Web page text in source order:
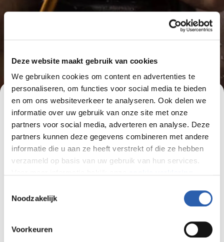
Deze website maakt gebruik van cookies
We gebruiken cookies om content en advertenties te
personaliseren, om functies voor social media te bieden
en om ons websiteverkeer te analyseren. Ook delen we
informatie over uw gebruik van onze site met onze
partners voor social media, adverteren en analyse. Deze
partners kunnen deze gegevens combineren met andere
informatie die u aan ze heeft verstrekt of die ze hebben
verzameld op basis van uw gebruik van hun services.
We werken samen met
die uw gegevens
Noodzakelijk
Voorkeuren
Wellness Center breidt aanbod
uit
Vanaf dinsdag 30 september verwelkomen we
je graag weer in ons Wellness Center. Met de
belevingen: de Headspa-behandeling en de